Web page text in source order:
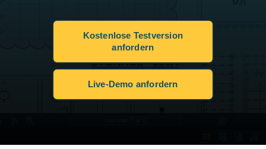
Kostenlose Testversion
anfordern
Live-Demo anfordern